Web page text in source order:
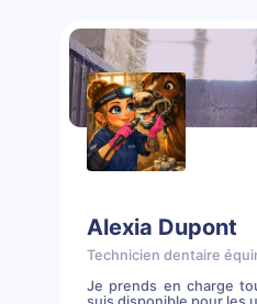
Alexia Dupont
Technicien dentaire
Je prends en charge